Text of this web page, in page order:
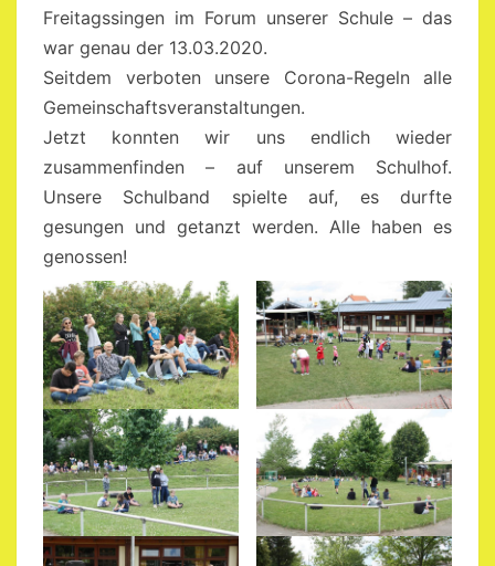
Freitagssingen im Forum unserer Schule – das
war genau der 13.03.2020.
Seitdem verboten unsere Corona-Regeln alle
Gemeinschaftsveranstaltungen.
Jetzt konnten wir uns endlich wieder
zusammenfinden – auf unserem Schulhof.
Unsere Schulband spielte auf, es durfte
gesungen und getanzt werden. Alle haben es
genossen!